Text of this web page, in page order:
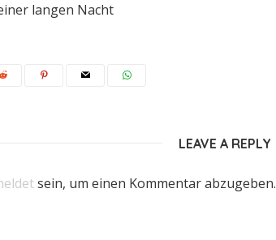
langen Nacht
LEAVE A REPLY
sein, um einen Kommentar abzugeben.